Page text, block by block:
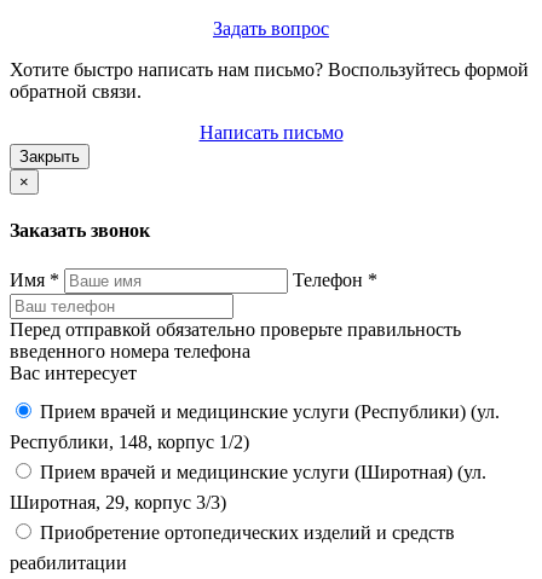
Задать вопрос
Хотите быстро написать нам письмо? Воспользуйтесь формой
обратной связи.
Написать письмо
Закрыть
×
Заказать звонок
Имя * Телефон *
Перед отправкой обязательно проверьте правильность
введенного номера телефона
Вас интересует
Прием врачей и медицинские услуги (Республики) (ул.
Республики, 148, корпус 1/2)
Прием врачей и медицинские услуги (Широтная) (ул.
Широтная, 29, корпус 3/3)
Приобретение ортопедических изделий и средств
реабилитации